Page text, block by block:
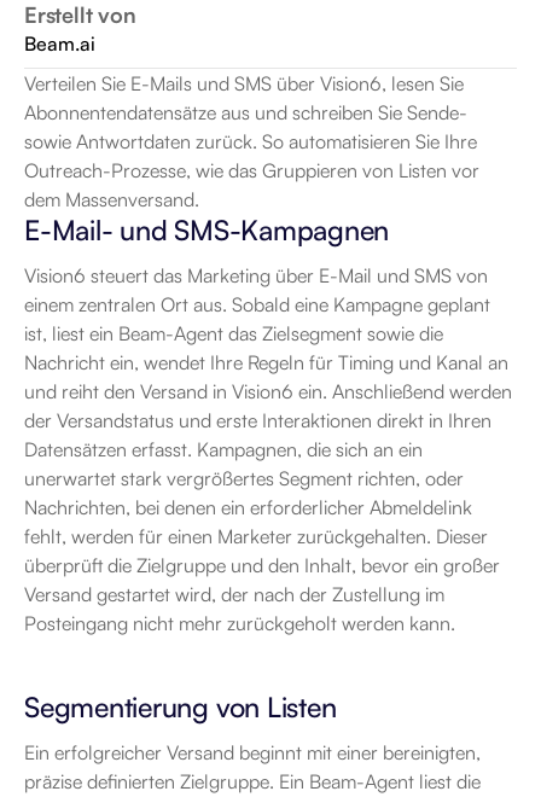
Erstellt von
Beam.ai
Verteilen Sie E-Mails und SMS über Vision6, lesen Sie
Abonnentendatensätze aus und schreiben Sie Sende-
sowie Antwortdaten zurück. So automatisieren Sie Ihre
Outreach-Prozesse, wie das Gruppieren von Listen vor
dem Massenversand.
E-Mail- und SMS-Kampagnen
Vision6 steuert das Marketing über E-Mail und SMS von
einem zentralen Ort aus. Sobald eine Kampagne geplant
ist, liest ein Beam-Agent das Zielsegment sowie die
Nachricht ein, wendet Ihre Regeln für Timing und Kanal an
und reiht den Versand in Vision6 ein. Anschließend werden
der Versandstatus und erste Interaktionen direkt in Ihren
Datensätzen erfasst. Kampagnen, die sich an ein
unerwartet stark vergrößertes Segment richten, oder
Nachrichten, bei denen ein erforderlicher Abmeldelink
fehlt, werden für einen Marketer zurückgehalten. Dieser
überprüft die Zielgruppe und den Inhalt, bevor ein großer
Versand gestartet wird, der nach der Zustellung im
Posteingang nicht mehr zurückgeholt werden kann.
Segmentierung von Listen
Ein erfolgreicher Versand beginnt mit einer bereinigten,
präzise definierten Zielgruppe. Ein Beam-Agent liest die